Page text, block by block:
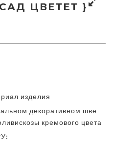
ЦВЕТЕТ }
изделия
декоративном шве
кремового цвета